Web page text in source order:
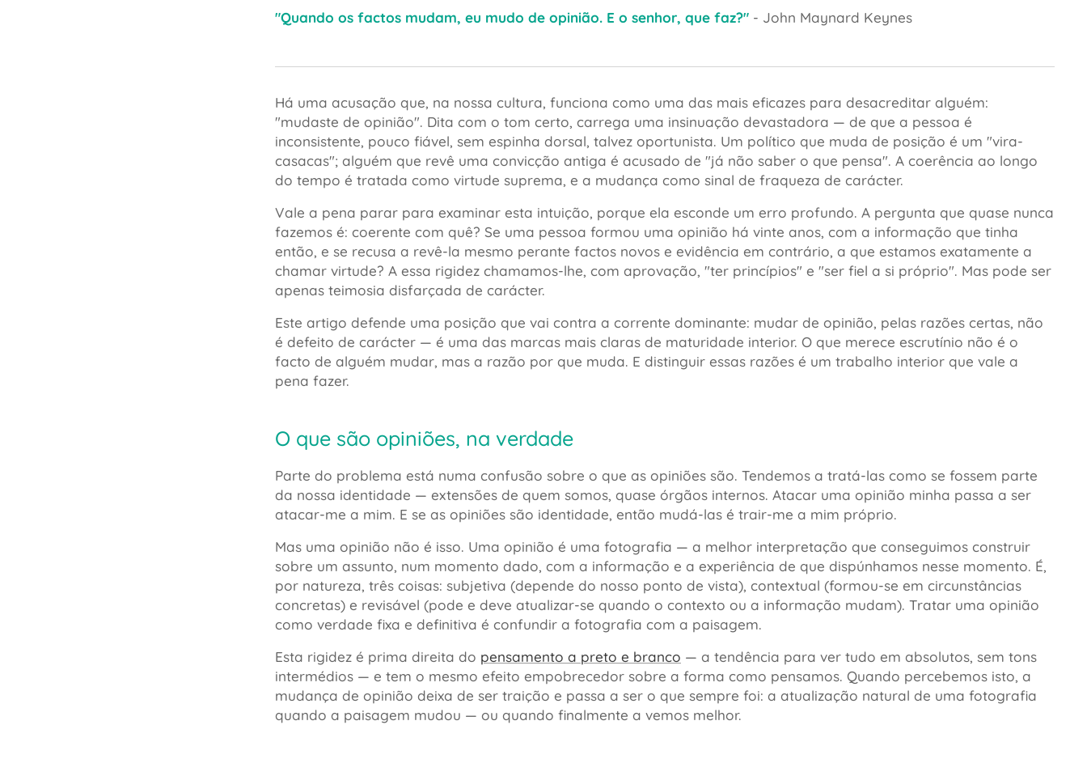
"Quando os factos mudam, eu mudo de opinião. E o senhor, que faz?" - John Maynard Keynes
Há uma acusação que, na nossa cultura, funciona como uma das mais eficazes para desacreditar alguém:
"mudaste de opinião". Dita com o tom certo, carrega uma insinuação devastadora — de que a pessoa é
inconsistente, pouco fiável, sem espinha dorsal, talvez oportunista. Um político que muda de posição é um "vira-
casacas"; alguém que revê uma convicção antiga é acusado de "já não saber o que pensa". A coerência ao longo
do tempo é tratada como virtude suprema, e a mudança como sinal de fraqueza de carácter.
Vale a pena parar para examinar esta intuição, porque ela esconde um erro profundo. A pergunta que quase nunca
fazemos é: coerente com quê? Se uma pessoa formou uma opinião há vinte anos, com a informação que tinha
então, e se recusa a revê-la mesmo perante factos novos e evidência em contrário, a que estamos exatamente a
chamar virtude? A essa rigidez chamamos-lhe, com aprovação, "ter princípios" e "ser fiel a si próprio". Mas pode ser
apenas teimosia disfarçada de carácter.
Este artigo defende uma posição que vai contra a corrente dominante: mudar de opinião, pelas razões certas, não
é defeito de carácter — é uma das marcas mais claras de maturidade interior. O que merece escrutínio não é o
facto de alguém mudar, mas a razão por que muda. E distinguir essas razões é um trabalho interior que vale a
pena fazer.
O que são opiniões, na verdade
Parte do problema está numa confusão sobre o que as opiniões são. Tendemos a tratá-las como se fossem parte
da nossa identidade — extensões de quem somos, quase órgãos internos. Atacar uma opinião minha passa a ser
atacar-me a mim. E se as opiniões são identidade, então mudá-las é trair-me a mim próprio.
Mas uma opinião não é isso. Uma opinião é uma fotografia — a melhor interpretação que conseguimos construir
sobre um assunto, num momento dado, com a informação e a experiência de que dispúnhamos nesse momento. É,
por natureza, três coisas: subjetiva (depende do nosso ponto de vista), contextual (formou-se em circunstâncias
concretas) e revisável (pode e deve atualizar-se quando o contexto ou a informação mudam). Tratar uma opinião
como verdade fixa e definitiva é confundir a fotografia com a paisagem.
Esta rigidez é prima direita do pensamento a preto e branco — a tendência para ver tudo em absolutos, sem tons
intermédios — e tem o mesmo efeito empobrecedor sobre a forma como pensamos. Quando percebemos isto, a
mudança de opinião deixa de ser traição e passa a ser o que sempre foi: a atualização natural de uma fotografia
quando a paisagem mudou — ou quando finalmente a vemos melhor.